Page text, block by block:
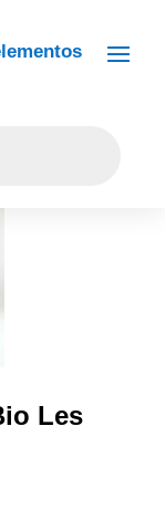
Les